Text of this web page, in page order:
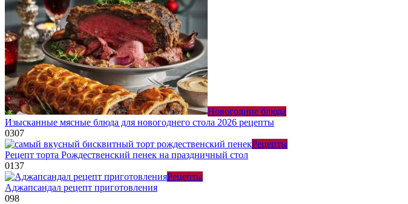
Новогодние блюда
Изысканные мясные блюда для новогоднего стола 2026 рецепты
0307
Рецепты
Рецепт торта Рождественский пенек на праздничный стол
0137
Рецепты
Аджапсандал рецепт приготовления
098